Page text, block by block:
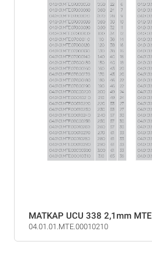
MATKAP UCU 338 2,1mm MTE
04.01.01.MTE.00010210